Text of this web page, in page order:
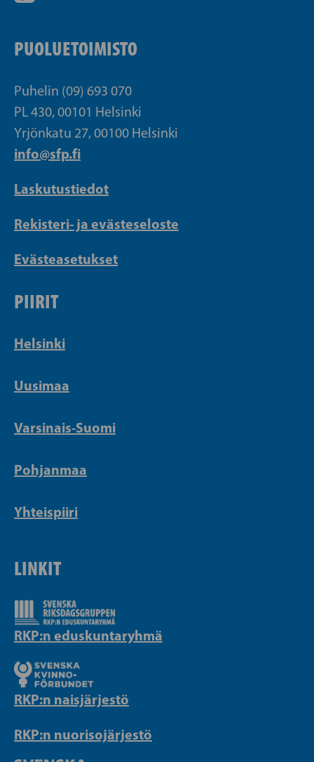
PUOLUETOIMISTO
Puhelin (09) 693 070
PL 430, 00101 Helsinki
Yrjönkatu 27, 00100 Helsinki
info@sfp.fi
Laskutustiedot
Rekisteri- ja evästeseloste
Evästeasetukset
PIIRIT
Helsinki
Uusimaa
Varsinais-Suomi
Pohjanmaa
Yhteispiiri
LINKIT
RKP:n eduskuntaryhmä
RKP:n naisjärjestö
RKP:n nuorisojärjestö